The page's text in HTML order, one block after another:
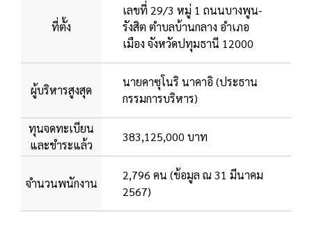
ที่ตั้ง
เลขที่ 29/3 หมู่ 1 ถนนบางพูน-
รังสิต ตำบลบ้านกลาง อำเภอ
เมือง จังหวัดปทุมธานี 12000
ผู้บริหารสูงสุด
นายคาซุโนริ นาคาอิ (ประธาน
กรรมการบริหาร)
ทุนจดทะเบียน
และชำระแล้ว
383,125,000 บาท
จำนวนพนักงาน
2,796 คน (ข้อมูล ณ 31 มีนาคม
2567)